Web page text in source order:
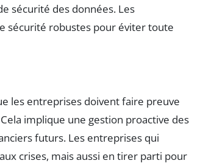
sécurité des données. Les
sécurité robustes pour éviter toute
les entreprises doivent faire preuve
implique une gestion proactive des
futurs. Les entreprises qui
crises, mais aussi en tirer parti pour